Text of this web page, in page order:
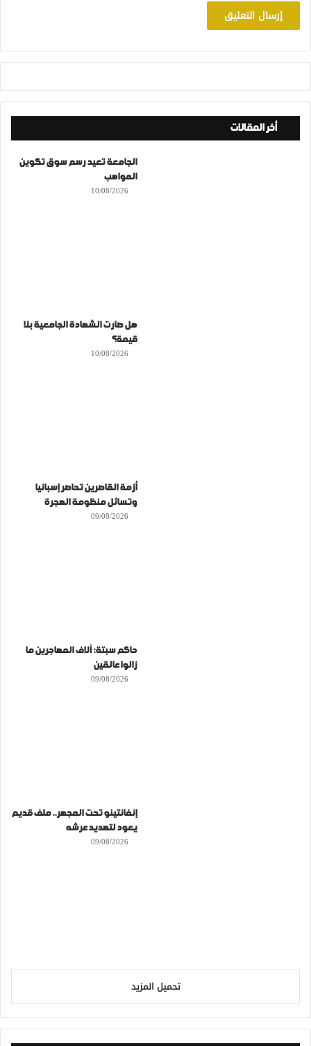
أخر المقالات
الجامعة تعيد رسم سوق تكوين
المواهب
10/08/2026
هل صارت الشهادة الجامعية بلا
قيمة؟
10/08/2026
أزمة القاصرين تحاصر إسبانيا
وتسائل منظومة الهجرة
09/08/2026
حاكم سبتة: آلاف المهاجرين ما
زالوا عالقين
09/08/2026
إنفانتينو تحت المجهر.. ملف قديم
يعود لتهديد عرشه
09/08/2026
تحميل المزيد